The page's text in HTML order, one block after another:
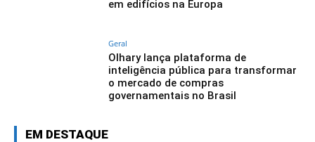
em edifícios na Europa
Geral
Olhary lança plataforma de
inteligência pública para transformar
o mercado de compras
governamentais no Brasil
EM DESTAQUE